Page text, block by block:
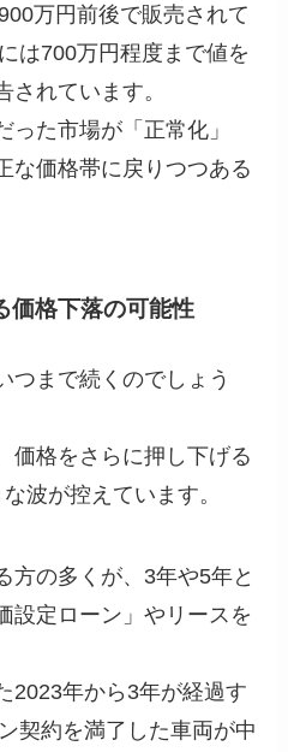
万円前後で販売されて
は700万円程度まで値を
されています。
った市場が「正常化」
な価格帯に戻りつつある
価格下落の可能性
つまで続くのでしょう
価格をさらに押し下げる
波が控えています。
方の多くが、3年や5年と
設定ローン」やリースを
2023年から3年が経過す
契約を満了した車両が中